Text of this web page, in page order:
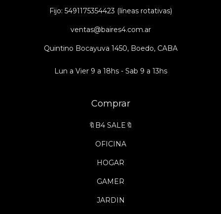
Fijo: 5491175354423 (líneas rotativas)
ventas@baires4.com.ar
Quintino Bocayuva 1450, Boedo, CABA
Lun a Vier 9 a 18hs - Sab 9 a 13hs
Comprar
🔖B4 SALE🔖
OFICINA
HOGAR
GAMER
JARDIN